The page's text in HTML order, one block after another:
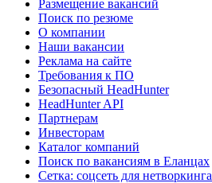
Размещение вакансий
Поиск по резюме
О компании
Наши вакансии
Реклама на сайте
Требования к ПО
Безопасный HeadHunter
HeadHunter API
Партнерам
Инвесторам
Каталог компаний
Поиск по вакансиям в Еланцах
Сетка: соцсеть для нетворкинга